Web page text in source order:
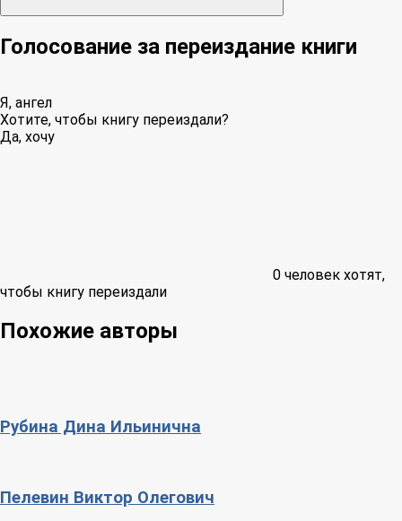
Голосование за переиздание книги
Я, ангел
Хотите, чтобы книгу переиздали?
Да, хочу
0 человек хотят,
чтобы книгу переиздали
Похожие авторы
Рубина Дина Ильинична
Пелевин Виктор Олегович